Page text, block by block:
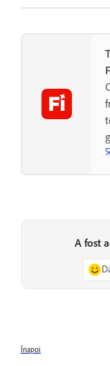
A fost
Înapoi